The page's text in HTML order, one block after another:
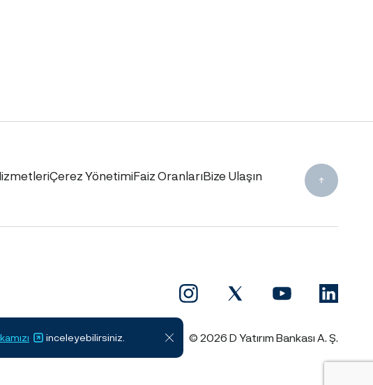
Çerez YönetimiFaiz OranlarıBize Ulaşın
© 2026 D Yatırım Bankası A. Ş.
inceleyebilirsiniz.